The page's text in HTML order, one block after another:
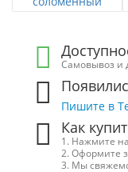
Самовывоз и
Пишите в
Как
1. Нажмите
2. Оформите
3. Мы